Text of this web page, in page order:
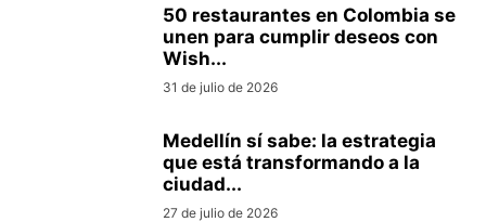
50 restaurantes en Colombia se
unen para cumplir deseos con
Wish...
31 de julio de 2026
Medellín sí sabe: la estrategia
que está transformando a la
ciudad...
27 de julio de 2026